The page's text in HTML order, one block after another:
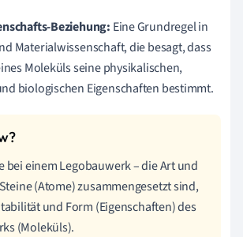
Beziehung: Eine Grundregel in
Materialwissenschaft, die besagt, dass
Moleküls seine physikalischen,
biologischen Eigenschaften bestimmt.
bei einem Legobauwerk – die Art und
(Atome) zusammengesetzt sind,
und Form (Eigenschaften) des
(Moleküls).